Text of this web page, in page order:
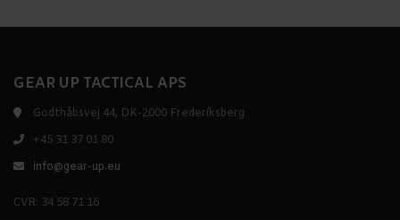
GEAR UP TACTICAL APS
Godthåbsvej 44, DK-2000 Frederiksberg
+45 31 37 01 80
info@gear-up.eu
CVR: 34 58 71 16